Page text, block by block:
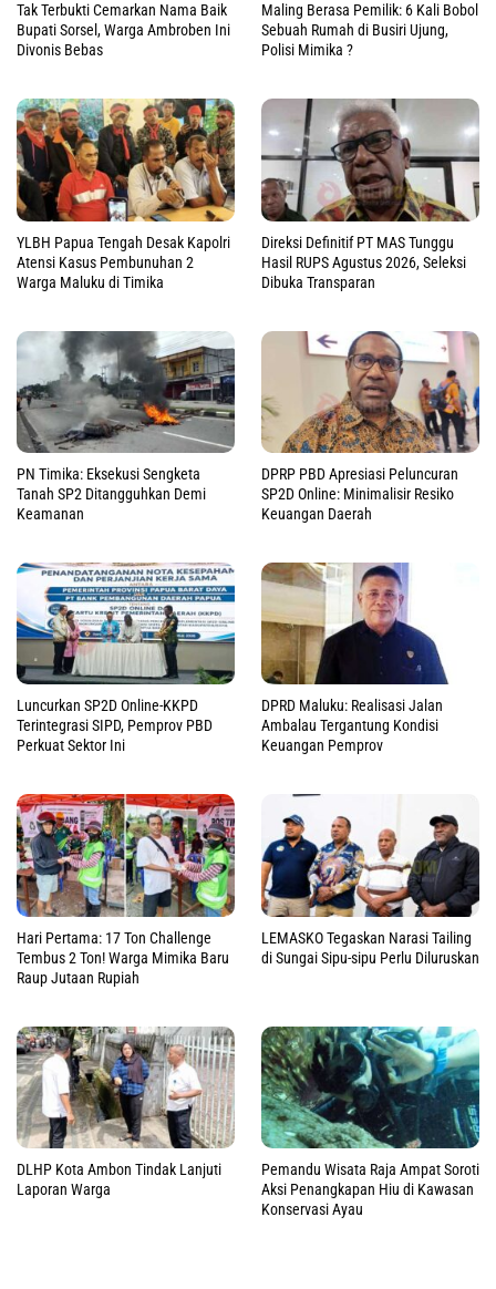
Tak Terbukti Cemarkan Nama Baik
Bupati Sorsel, Warga Ambroben Ini
Divonis Bebas
Maling Berasa Pemilik: 6 Kali Bobol
Sebuah Rumah di Busiri Ujung,
Polisi Mimika ?
YLBH Papua Tengah Desak Kapolri
Atensi Kasus Pembunuhan 2
Warga Maluku di Timika
Direksi Definitif PT MAS Tunggu
Hasil RUPS Agustus 2026, Seleksi
Dibuka Transparan
PN Timika: Eksekusi Sengketa
Tanah SP2 Ditangguhkan Demi
Keamanan
DPRP PBD Apresiasi Peluncuran
SP2D Online: Minimalisir Resiko
Keuangan Daerah
Luncurkan SP2D Online-KKPD
Terintegrasi SIPD, Pemprov PBD
Perkuat Sektor Ini
DPRD Maluku: Realisasi Jalan
Ambalau Tergantung Kondisi
Keuangan Pemprov
Hari Pertama: 17 Ton Challenge
Tembus 2 Ton! Warga Mimika Baru
Raup Jutaan Rupiah
LEMASKO Tegaskan Narasi Tailing
di Sungai Sipu-sipu Perlu Diluruskan
DLHP Kota Ambon Tindak Lanjuti
Laporan Warga
Pemandu Wisata Raja Ampat Soroti
Aksi Penangkapan Hiu di Kawasan
Konservasi Ayau